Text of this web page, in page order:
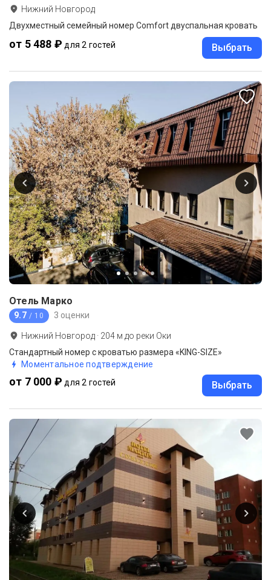
Нижний Новгород
Двухместный семейный номер Comfort двуспальная кровать
от 5 488 ₽ для 2 гостей Выбрать
Отель Марко
9.7 / 10 3 оценки
Нижний Новгород · 204 м до реки Оки
Стандартный номер с кроватью размера «KING-SIZE»
Моментальное подтверждение
от 7 000 ₽ для 2 гостей Выбрать